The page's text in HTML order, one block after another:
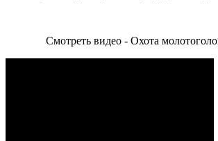
Смотреть видео - Охота